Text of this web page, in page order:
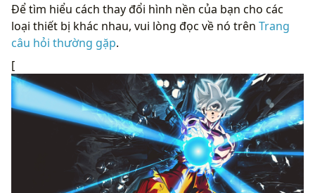
Để tìm hiểu cách thay đổi hình nền của bạn cho các
loại thiết bị khác nhau, vui lòng đọc về nó trên Trang
câu hỏi thường gặp.
[